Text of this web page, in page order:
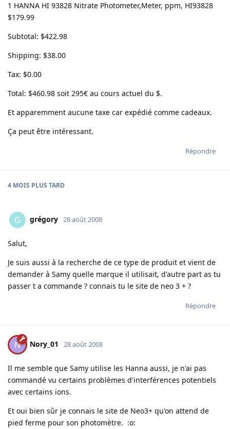
1 HANNA HI 93828 Nitrate Photometer,Meter, ppm, HI93828
$179.99
Subtotal: $422.98
Shipping: $38.00
Tax: $0.00
Total: $460.98 soit 295€ au cours actuel du $.
Et apparemment aucune taxe car expédié comme cadeaux.
Ça peut être intéressant.
Répondre
4 MOIS PLUS TARD
G grégory 28 août 2008
Salut,
Je suis aussi à la recherche de ce type de produit et vient de
demander à Samy quelle marque il utilisait, d'autre part as tu
passer t a commande ? connais tu le site de neo 3 + ?
Répondre
N Nory_01 28 août 2008
Il me semble que Samy utilise les Hanna aussi, je n'ai pas
commandé vu certains problèmes d'interférences potentiels
avec certains ions.
Et oui bien sûr je connais le site de Neo3+ qu'on attend de
pied ferme pour son photomètre. :o: